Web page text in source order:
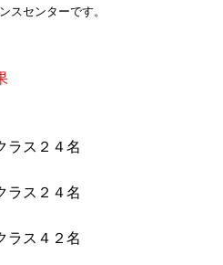
スセンターです。
ラス２４名
ラス２４名
ラス４２名